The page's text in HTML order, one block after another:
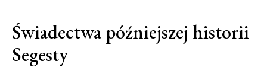
Świadectwa późniejszej historii
Segesty